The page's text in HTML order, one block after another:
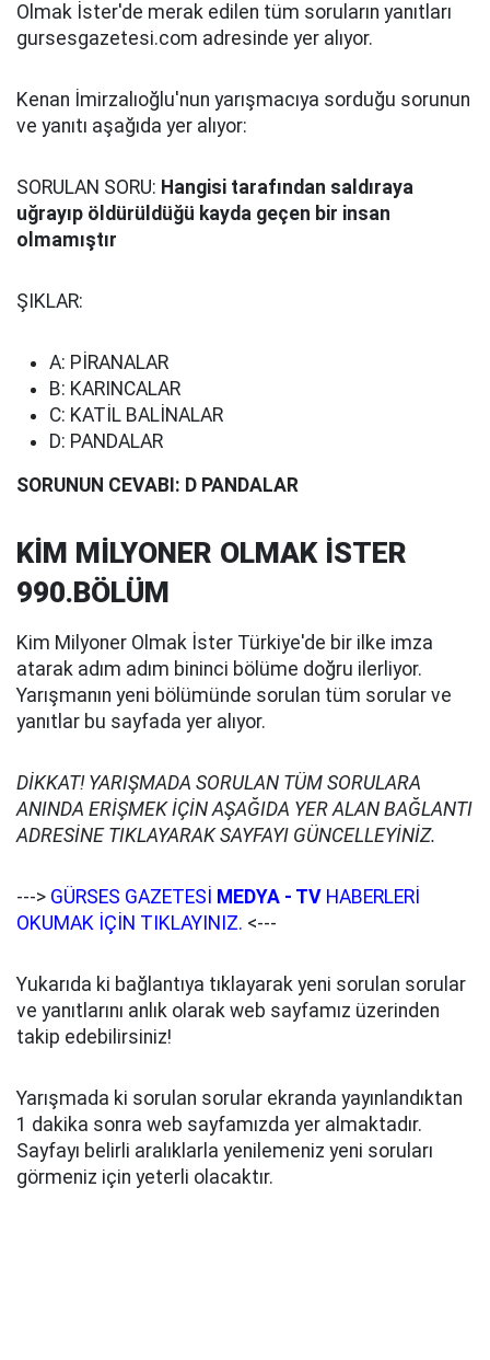
Olmak İster'de merak edilen tüm soruların yanıtları
gursesgazetesi.com adresinde yer alıyor.
Kenan İmirzalıoğlu'nun yarışmacıya sorduğu sorunun
ve yanıtı aşağıda yer alıyor:
SORULAN SORU: Hangisi tarafından saldıraya
uğrayıp öldürüldüğü kayda geçen bir insan
olmamıştır
ŞIKLAR:
A: PİRANALAR
B: KARINCALAR
C: KATİL BALİNALAR
D: PANDALAR
SORUNUN CEVABI: D PANDALAR
KİM MİLYONER OLMAK İSTER
990.BÖLÜM
Kim Milyoner Olmak İster Türkiye'de bir ilke imza
atarak adım adım bininci bölüme doğru ilerliyor.
Yarışmanın yeni bölümünde sorulan tüm sorular ve
yanıtlar bu sayfada yer alıyor.
DİKKAT! YARIŞMADA SORULAN TÜM SORULARA
ANINDA ERİŞMEK İÇİN AŞAĞIDA YER ALAN BAĞLANTI
ADRESİNE TIKLAYARAK SAYFAYI GÜNCELLEYİNİZ.
---> GÜRSES GAZETESİ MEDYA - TV HABERLERİ
OKUMAK İÇİN TIKLAYINIZ. <---
Yukarıda ki bağlantıya tıklayarak yeni sorulan sorular
ve yanıtlarını anlık olarak web sayfamız üzerinden
takip edebilirsiniz!
Yarışmada ki sorulan sorular ekranda yayınlandıktan
1 dakika sonra web sayfamızda yer almaktadır.
Sayfayı belirli aralıklarla yenilemeniz yeni soruları
görmeniz için yeterli olacaktır.